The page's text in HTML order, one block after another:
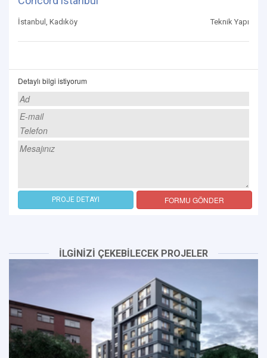
İstanbul, Kadıköy Teknik Yapı
Detaylı bilgi istiyorum
PROJE DETAYI FORMU GÖNDER
İLGİNİZİ ÇEKEBİLECEK PROJELER